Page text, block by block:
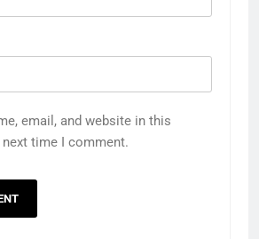
email, and website in this
time I comment.